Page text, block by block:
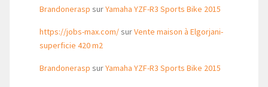
Brandonerasp surYamaha YZF-R3 Sports Bike 2015
https://jobs-max.com/surVente maison à Elgorjani-
superficie 420 m2
Brandonerasp surYamaha YZF-R3 Sports Bike 2015